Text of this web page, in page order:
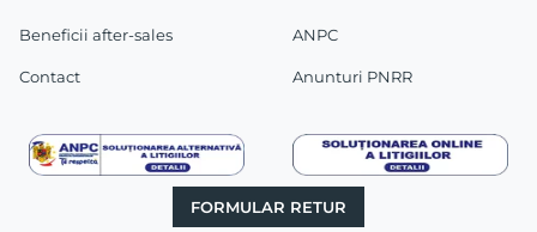
Beneficii after-sales
Contact
ANPC
Anunturi PNRR
FORMULAR RETUR